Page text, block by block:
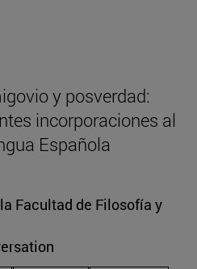
y posverdad:
incorporaciones al
Española
Facultad de Filosofía y